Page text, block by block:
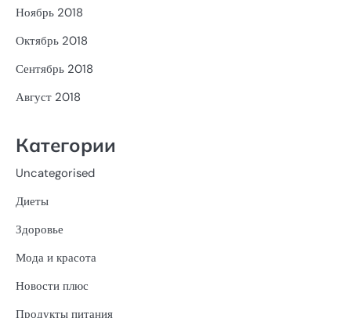
Ноябрь 2018
Октябрь 2018
Сентябрь 2018
Август 2018
Категории
Uncategorised
Диеты
Здоровье
Мода и красота
Новости плюс
Продукты питания